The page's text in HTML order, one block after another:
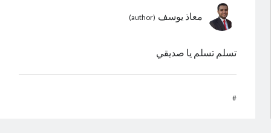
معاذ يوسف
تسلم تسلم يا صديقي
#